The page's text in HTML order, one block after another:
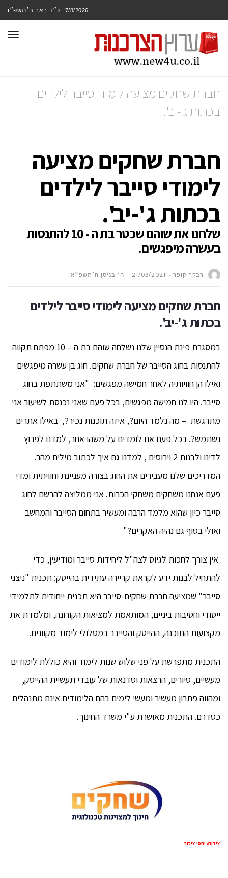
7/8/2026 כ״ד באב ה׳תשפ״ו
חברת שחקים מציעה לימודי סייבר לילדים
בכתות ג'-יב'.
חברת שחקים מציעה
לימודי סייבר לילדים
בכתות ג'-יב'.
שלחנו את שוהם שכטר בת ה - 10 להתנסות
בעשרה מיפגשים.
רבקה קופר 21/03/2021 – ח׳ בניסן ה׳תשפ״א
חברת שחקים מציעה לימודי סייבר לילדים
בכתות ג'-יב'.
במסגרת פינת הנסיין שלנו נשלחה שוהם בת ה – 10 מפתח תקווה
להתנסות בחוג הסייבר של חברת שחקים. חוג בן עשרה מיפגשים
ואילו הן חוויותיה לאחר חמישה מפגשים: "אני משתתפת בחוג
סייבר. היו לנו חמישה מפגשים, בכל פעם שאני נכנסת לשיעור אני
מתרגשת – מה נלמד היום?, איזה תוכנות נכיר?, באילו אתרים
נשתמש?. בכל פעם אנו לומדים על משהו אחר, למדנו לפרוץ
לדינו ולבנות 2 וירוסים , למדנו גם איך לכתוב מילים מהר.
המדריכים שלנו מעבירים את החוג בצורה מעניינת וחוויתית ומדי
פעם אנחנו משחקים משחקי הכרות. אני ממליצה להרשם לחוג
סייבר כיון שהוא מלמד הרבה ומעשיר בתחום הסייבר והמחשב
ואולי בסוף גם נהיה האקרים?"
אין צורך לחכות לגיוס לצה"ל ליחידות סייבר ומודיעין, כדי
להתחיל לבנות ידע לקראת קריירה עתידית בהייטק: תכנית "ניצני
סייבר" שמציעה חברת שחקים-סייבר היא תכנית ייחודית לתלמידי
ייסודי וחטיבות ביניים, המותאמת למציאות הקורונה, ומלמדת את
מקצועות התוכנה, ההייטק והסייבר במסלולי לימוד מקוונים.
התכנית מתפרשת על פני שלוש שנות לימוד והיא כוללת לימודים
מעשיים, סיורים, הרצאות וסדנאות של עובדי תעשיית ההייטק,
ומהווה פתרון מעשיר ומעשי לימים בהם הלימודים אינם מתנהלים
כסדרם. התכנית מאושרת ע"י משרד החינוך.
צילום: יחסי ציבור